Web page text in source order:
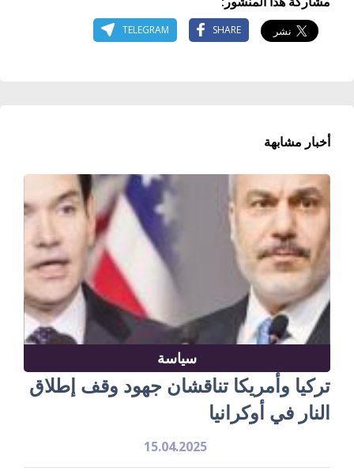
SHARE
TELEGRAM
أخبار مشابهة
سياسة
تركيا وأمريكا تناقشان جهود وقف إطلاق
النار في أوكرانيا
15.04.2025